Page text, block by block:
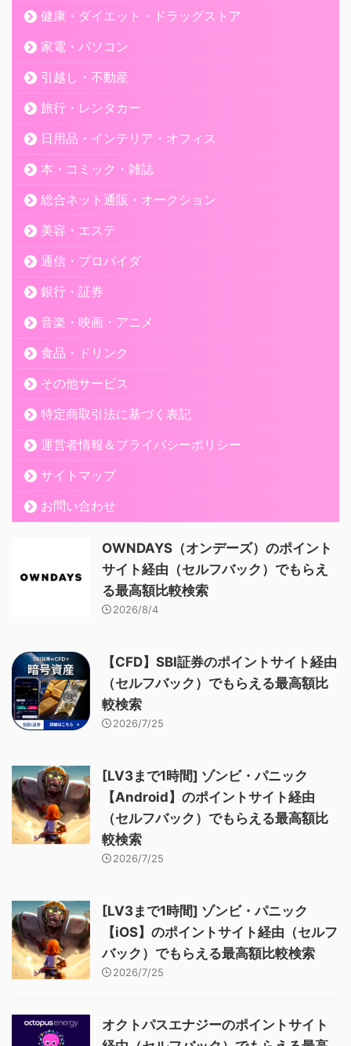
健康・ダイエット・ドラッグストア
家電・パソコン
引越し・不動産
旅行・レンタカー
日用品・インテリア・オフィス
本・コミック・雑誌
総合ネット通販・オークション
美容・エステ
通信・プロバイダ
銀行・証券
音楽・映画・アニメ
食品・ドリンク
その他サービス
特定商取引法に基づく表記
運営者情報＆プライバシーポリシー
サイトマップ
お問い合わせ
OWNDAYS（オンデーズ）のポイント
サイト経由（セルフバック）でもらえ
る最高額比較検索
2026/8/4
【CFD】SBI証券のポイントサイト経由
（セルフバック）でもらえる最高額比
較検索
2026/7/25
[LV3まで1時間] ゾンビ・パニック
【Android】のポイントサイト経由
（セルフバック）でもらえる最高額比
較検索
2026/7/25
[LV3まで1時間] ゾンビ・パニック
【iOS】のポイントサイト経由（セルフ
バック）でもらえる最高額比較検索
2026/7/25
オクトパスエナジーのポイントサイト